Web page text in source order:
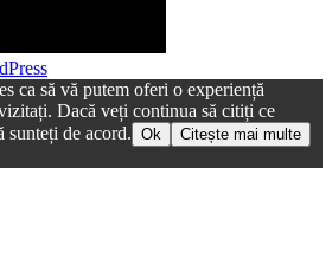
ca să vă putem oferi o experiență
Dacă veți continua să citiți ce
sunteți de acord. Ok Citește mai multe